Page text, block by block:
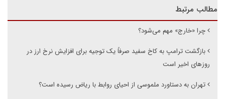
مطالب مرتبط
چرا «خارج» مهم می‌شود؟
بازگشت ترامپ به کاخ سفید صرفاً یک توجیه برای افزایش نرخ ارز در
روزهای اخیر است
تهران به دستاورد ملموسی از احیای روابط با ریاض رسیده است؟